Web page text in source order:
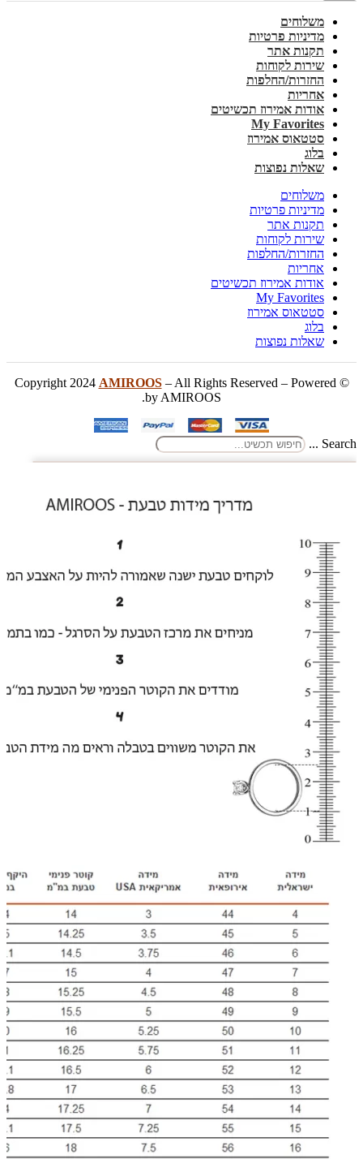
משלוחים
מדיניות פרטיות
תקנות אתר
שירות לקוחות
החזרות/החלפות
אחריות
אודות אמירוז תכשיטים
My Favorites
סטטאוס אמירוז
בלוג
שאלות נפוצות
משלוחים
מדיניות פרטיות
תקנות אתר
שירות לקוחות
החזרות/החלפות
אחריות
אודות אמירוז תכשיטים
My Favorites
סטטאוס אמירוז
בלוג
שאלות נפוצות
© Copyright 2024
AMIROOS– All Rights Reserved – Powered
by AMIROOS.
Search ...